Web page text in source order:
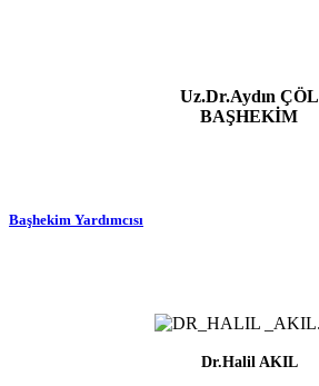
Uz.Dr.Aydın ÇÖL
BAŞHEKİM
Başhekim Yardımcısı
Dr.Halil AKIL